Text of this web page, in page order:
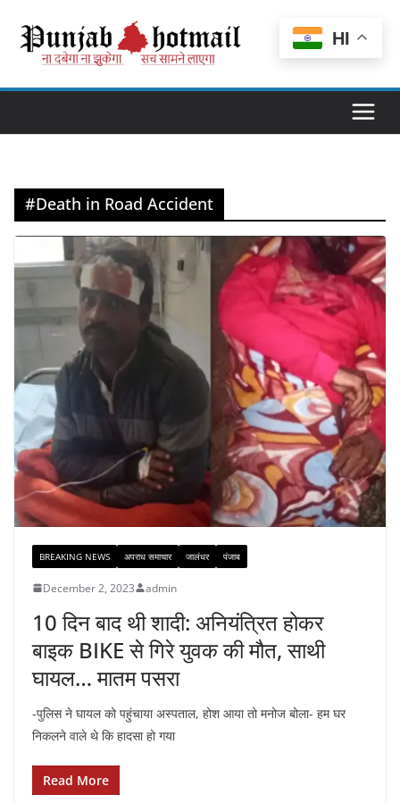
content
#Death in Road Accident
BREAKING NEWS अपराध समाचार जालंधर पंजाब
December 2, 2023 admin
10 दिन बाद थी शादी: अनियंत्रित होकर
बाइक BIKE से गिरे युवक की मौत, साथी
घायल… मातम पसरा
-पुलिस ने घायल को पहुंचाया अस्पताल, होश आया तो मनोज बोला- हम घर
निकलने वाले थे कि हादसा हो गया
Read More
HI